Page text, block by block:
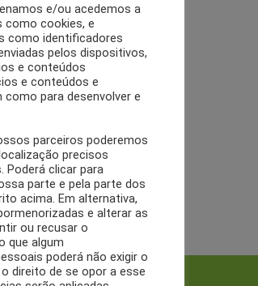
Twitter
e/ou acedemos a
cookies, e
como identificadores
pelos dispositivos,
e conteúdos
e conteúdos e
para desenvolver e
parceiros poderemos
precisos
Poderá clicar para
parte e pela parte dos
acima. Em alternativa,
e alterar as
ou recusar o
que algum
poderá não exigir o
direito de se opor a esse